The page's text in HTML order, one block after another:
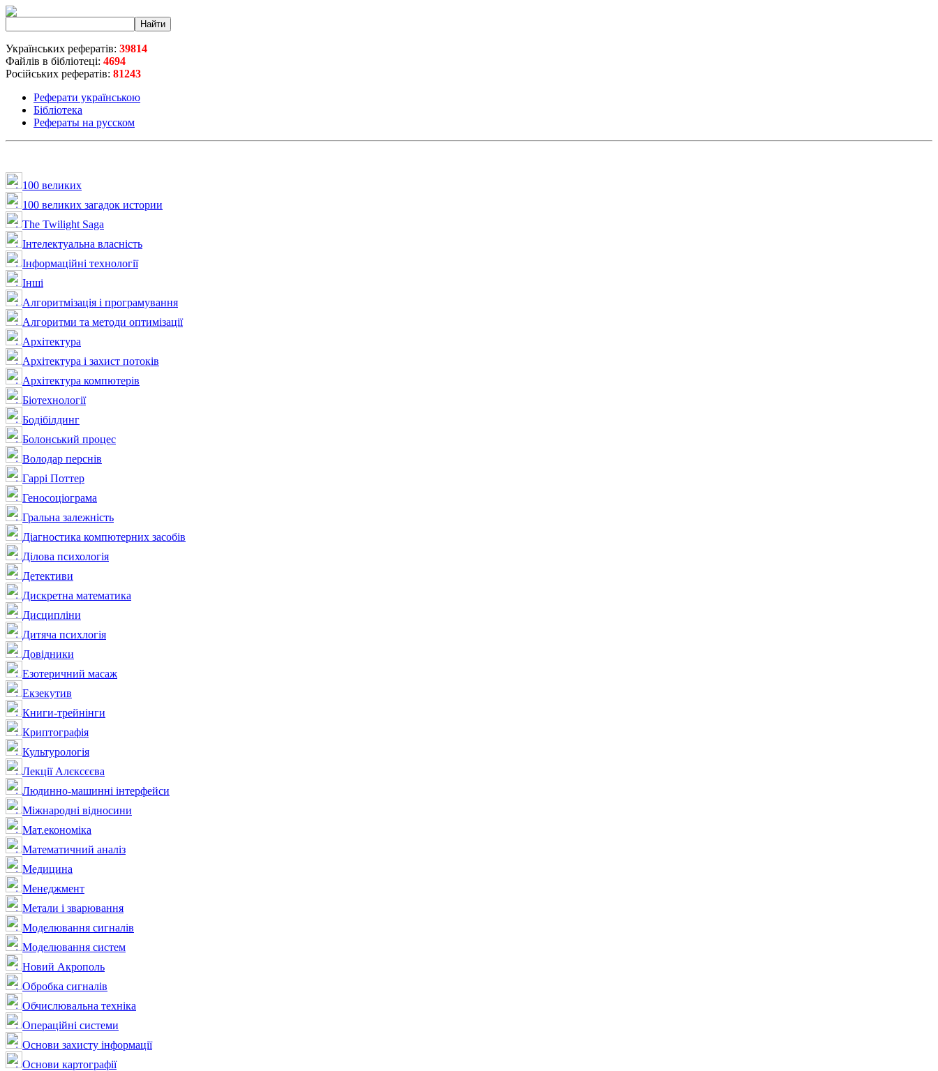
Українських рефератів: 39814
Файлів в бібліотеці: 4694
Російських рефератів: 81243
Реферати українською
Бібліотека
Рефераты на русском
100 великих
100 великих загадок истории
The Twilight Saga
Інтелектуальна влaсність
Інформаційні технології
Інші
Алгоритмізація і програмування
Алгоритми та методи оптимізації
Архітектура
Архітектура і захист потоків
Архітектура компютерів
Біотехнології
Бодібілдинг
Болонський процес
Володар перснів
Гаррі Поттер
Геносоціограма
Гральна залежність
Діагностика компютерних засобів
Ділова психологія
Детективи
Дискретна математика
Дисципліни
Дитяча психлогія
Довідники
Езотеричний масаж
Екзекутив
Книги-трейнінги
Криптографія
Культурологія
Лекції Алєксєєва
Людинно-машинні інтерфейси
Міжнародні відносини
Мат.економіка
Математичний аналіз
Медицина
Менеджмент
Метали і зварювання
Моделювання сигналів
Моделювання систем
Новий Акрополь
Обробка сигналів
Обчислювальна техніка
Операційні системи
Основи захисту інформації
Основи картографії